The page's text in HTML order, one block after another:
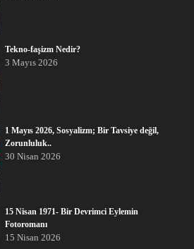
Tekno-faşizm Nedir?
3 Mayıs 2026
1 Mayıs 2026, Sosyalizm; Bir Tavsiye değil,
Zorunluluk..
30 Nisan 2026
15 Nisan 1971- Bir Devrimci Eylemin
Fotoromanı
15 Nisan 2026